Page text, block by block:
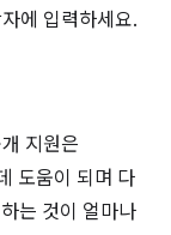
에 입력하세요.
지원은
도움이 되며 다
는 것이 얼마나